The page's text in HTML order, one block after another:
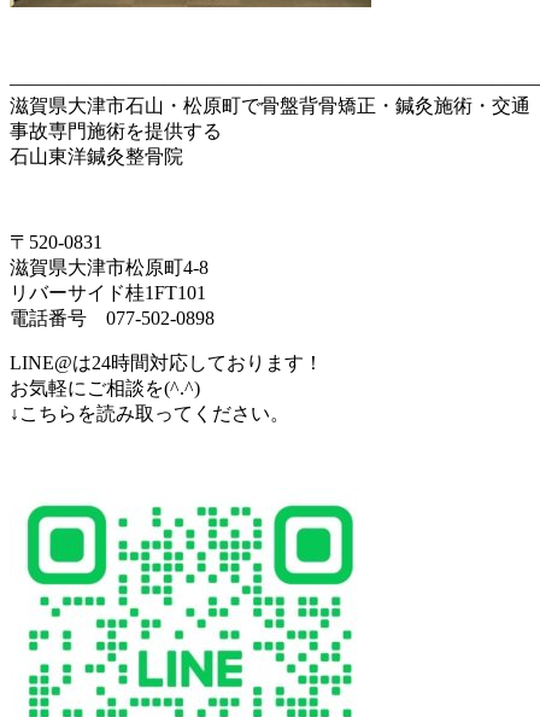
滋賀県大津市石山・松原町で骨盤背骨矯正・鍼灸施術・交通
事故専門施術を提供する
石山東洋鍼灸整骨院
〒520-0831
滋賀県大津市松原町4-8
リバーサイド桂1FT101
電話番号 077-502-0898
LINE@は24時間対応しております！
お気軽にご相談を(^.^)
↓こちらを読み取ってください。